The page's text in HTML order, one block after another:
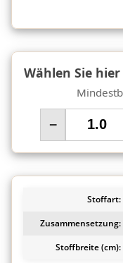
Wählen Sie
−
Stoffart:
Zusammensetzung:
Stoffbreite (cm):